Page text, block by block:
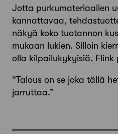
Jotta purkumateriaalien
kannattavaa,
näkyä koko tuotannon
mukaan lukien. Silloin
olla kilpailukykyisiä, Flink
”Talous on se joka tällä
jarruttaa.”